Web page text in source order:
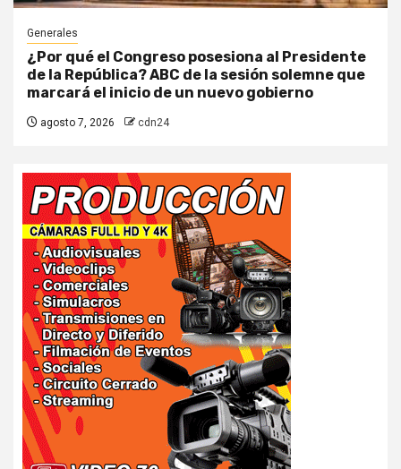
Generales
¿Por qué el Congreso posesiona al Presidente
de la República? ABC de la sesión solemne que
marcará el inicio de un nuevo gobierno
agosto 7, 2026 cdn24